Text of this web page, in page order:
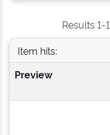
Results 1-
Item hits:
Preview